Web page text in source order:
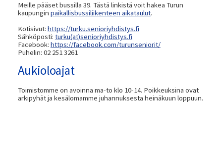
Meille pääset bussilla 39. Tästä linkistä voit hakea Turun
kaupungin paikallisbussiliikenteen aikataulut.
Kotisivut: https://turku.senioriyhdistys.fi
Sähköposti: turku(at)senioriyhdistys.fi
Facebook: https://facebook.com/turunseniorit/
Puhelin: 02 251 3261
Aukioloajat
Toimistomme on avoinna ma-to klo 10-14. Poikkeuksina ovat
arkipyhät ja kesälomamme juhannuksesta heinäkuun loppuun.